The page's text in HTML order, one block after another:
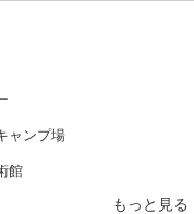
ャンプ場
館
もっと見る